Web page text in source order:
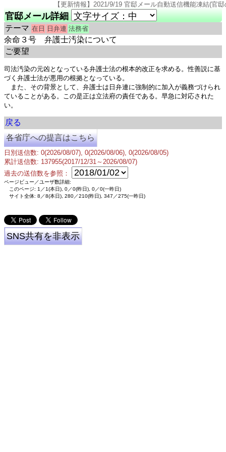
官邸メール詳細
テーマ 在日 日弁連 法務省
余命３号 弁護士汚染について
ご要望
司法汚染の元凶となっている弁護士法の根本的改正を求める。性善説に基
づく弁護士法が悪用の根拠となっている。
また、その背景として、弁護士は日弁連に強制的に加入が義務づけられ
ていることがある。この是正は立法府の責任である。早急に対応された
い。
戻る
各省庁への提言はこちら
日別送信数: 0(2026/08/07), 0(2026/08/06), 0(2026/08/05)
累計送信数: 137955(2017/12/31～2026/08/07)
過去の送信数を参照：
【更新情報】2021/9/19 官邸メール自動送信機能凍結(官
ページビュー／ユーザ数詳細:
このページ: 1／1(本日), 0／0(昨日), 0／0(一昨日)
サイト全体: 8／8(本日), 280／210(昨日), 347／275(一昨日)